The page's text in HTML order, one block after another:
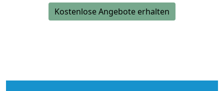
Kostenlose Angebote erhalten